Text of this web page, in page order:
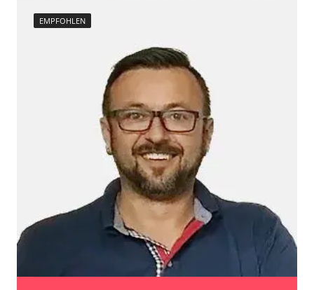
EMPFOHLEN